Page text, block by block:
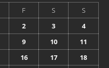
F S
S
2 3
4
9 10
11
16 17
18